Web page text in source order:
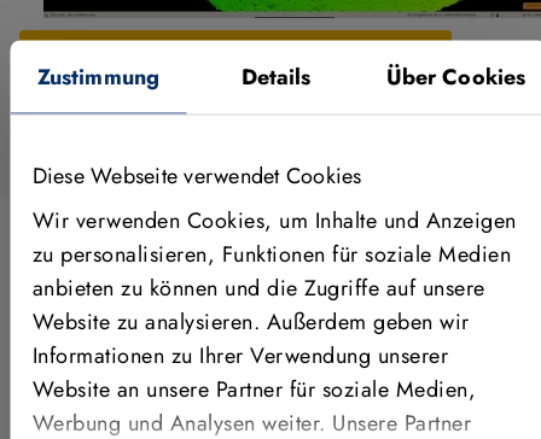
Zustimmung Details Über Cookies
Diese Webseite verwendet Cookies
Wir verwenden Cookies, um Inhalte und Anzeigen
zu personalisieren, Funktionen für soziale Medien
anbieten zu können und die Zugriffe auf unsere
Website zu analysieren. Außerdem geben wir
Informationen zu Ihrer Verwendung unserer
Website an unsere Partner für soziale Medien,
Werbung und Analysen weiter. Unsere Partner
ERFAHREN SIE MEHR ZU 3D-VISION
ANWENDUNGEN, FEATURES &
MEHR
Weitere Videos